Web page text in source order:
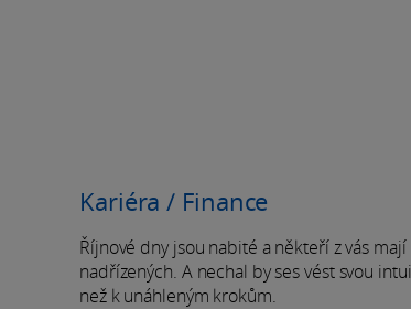
Kariéra / Finance
Říjnové dny jsou nabité a někteří z vás
nadřízených. A nechal by ses vést svou
než k unáhleným krokům.